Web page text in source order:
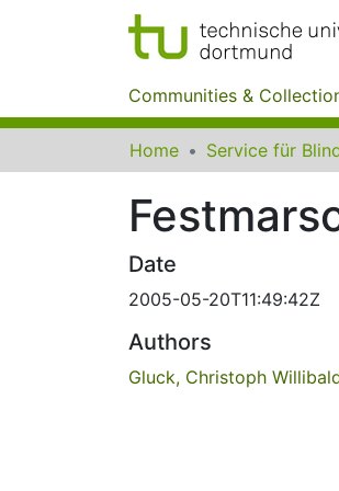
Communities &
Home
Date
2005-05-20T11:49:42Z
Authors
Gluck, Christoph